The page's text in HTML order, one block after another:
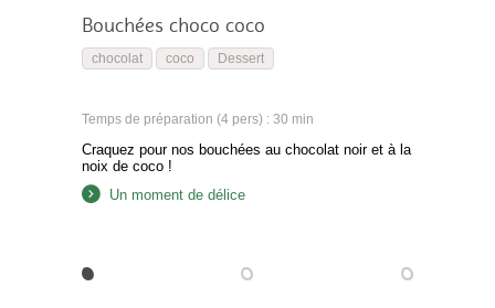
Bouchées choco coco
chocolat coco Dessert
Temps de préparation (4 pers) : 30 min
Craquez pour nos bouchées au chocolat noir et à la
noix de coco !
Un moment de délice